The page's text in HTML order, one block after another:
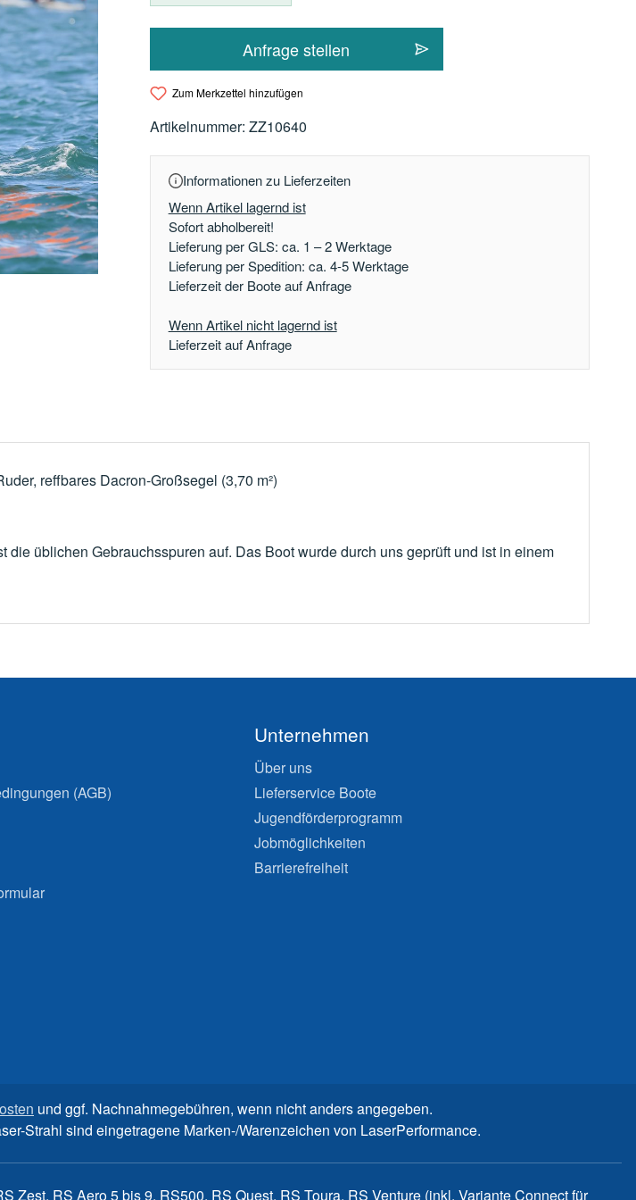
Anfrage stellen
Zum Merkzettel hinzufügen
Artikelnummer: ZZ10640
Informationen zu Lieferzeiten
Wenn Artikel lagernd ist
Sofort abholbereit!
Lieferung per GLS: ca. 1 – 2 Werktage
Lieferung per Spedition: ca. 4-5 Werktage
Lieferzeit der Boote auf Anfrage
Wenn Artikel nicht lagernd ist
Lieferzeit auf Anfrage
reffbares Dacron‐Großsegel (3,70 m²)
üblichen Gebrauchsspuren auf. Das Boot wurde durch uns geprüft und ist in einem
(AGB)
Unternehmen
Über uns
Lieferservice Boote
Jugendförderprogramm
Jobmöglichkeiten
Barrierefreiheit
und ggf. Nachnahmegebühren, wenn nicht anders angegeben.
Strahl sind eingetragene Marken-/Warenzeichen von LaserPerformance.
RS Aero 5 bis 9, RS500, RS Quest, RS Toura, RS Venture (inkl. Variante Connect für